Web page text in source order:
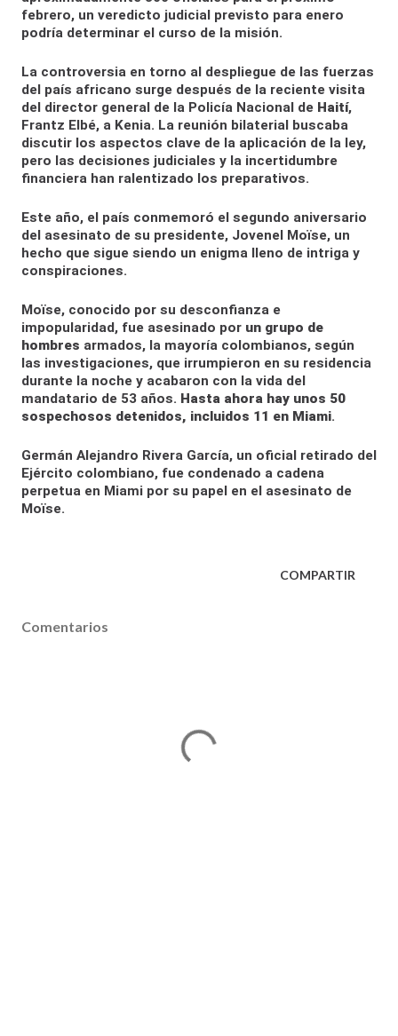
febrero, un veredicto judicial previsto para enero
podría determinar el curso de la misión.
La controversia en torno al despliegue de las fuerzas
del país africano surge después de la reciente visita
del director general de la Policía Nacional de Haití,
Frantz Elbé, a Kenia. La reunión bilaterial buscaba
discutir los aspectos clave de la aplicación de la ley,
pero las decisiones judiciales y la incertidumbre
financiera han ralentizado los preparativos.
Este año, el país conmemoró el segundo aniversario
del asesinato de su presidente, Jovenel Moïse, un
hecho que sigue siendo un enigma lleno de intriga y
conspiraciones.
Moïse, conocido por su desconfianza e
impopularidad, fue asesinado por un grupo de
hombres armados, la mayoría colombianos, según
las investigaciones, que irrumpieron en su residencia
durante la noche y acabaron con la vida del
mandatario de 53 años. Hasta ahora hay unos 50
sospechosos detenidos, incluidos 11 en Miami.
Germán Alejandro Rivera García, un oficial retirado del
Ejército colombiano, fue condenado a cadena
perpetua en Miami por su papel en el asesinato de
Moïse.
COMPARTIR
Comentarios